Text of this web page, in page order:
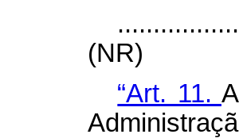
(NR)
“Art. 11.